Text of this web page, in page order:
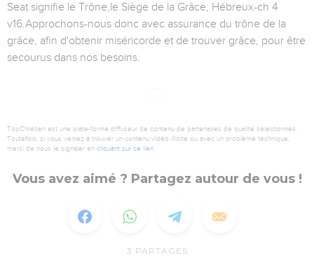
Seat signifie le Trône,le Siège de la Grâce, Hébreux-ch 4
v16.Approchons-nous donc avec assurance du trône de la
grâce, afin d'obtenir miséricorde et de trouver grâce, pour être
secourus dans nos besoins.
TopChrétien est une plate-forme diffuseur de contenu de partenaires de qualité sélectionnés.
Toutefois, si vous veniez à trouver un contenu vidéo illicite ou avec un problème technique,
merci de nous le signaler en cliquant sur ce lien.
Vous avez aimé ? Partagez autour de vous !
3 PARTAGES